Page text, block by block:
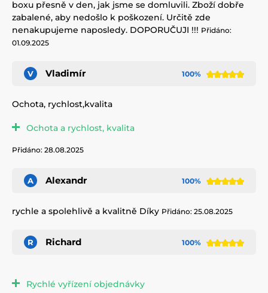
boxu přesně v den, jak jsme se domluvili. Zboží dobře
zabalené, aby nedošlo k poškození. Určitě zde
nenakupujeme naposledy. DOPORUČUJI !!! Přidáno:
01.09.2025
V Vladimír 100%
Ochota, rychlost,kvalita
Ochota a rychlost, kvalita
Přidáno: 28.08.2025
A Alexandr 100%
rychle a spolehlivě a kvalitně Díky Přidáno: 25.08.2025
R Richard 100%
Rychlé vyřízení objednávky